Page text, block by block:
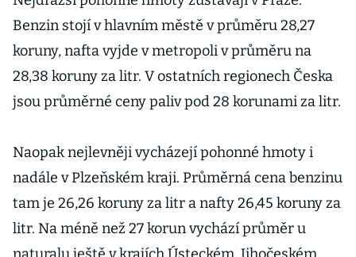
tipy na
ekonomickou
jízdu
Benzin stojí v hlavním městě v průměru 28,27
koruny, nafta vyjde v metropoli v průměru na
28,38 koruny za litr. V ostatních regionech Česka
jsou průměrné ceny paliv pod 28 korunami za litr.
Naopak nejlevněji vycházejí pohonné hmoty i
nadále v Plzeňském kraji. Průměrná cena benzinu
tam je 26,26 koruny za litr a nafty 26,45 koruny za
litr. Na méně než 27 korun vychází průměr u